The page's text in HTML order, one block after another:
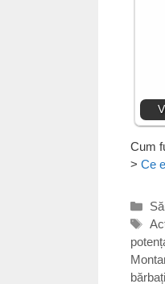
Cum
> Ce
bărbați